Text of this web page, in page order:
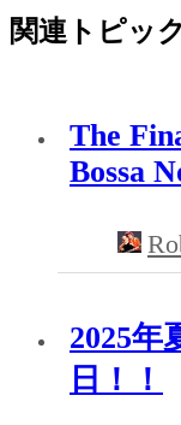
関連トピッ
The
Bossa
2025年
日！！